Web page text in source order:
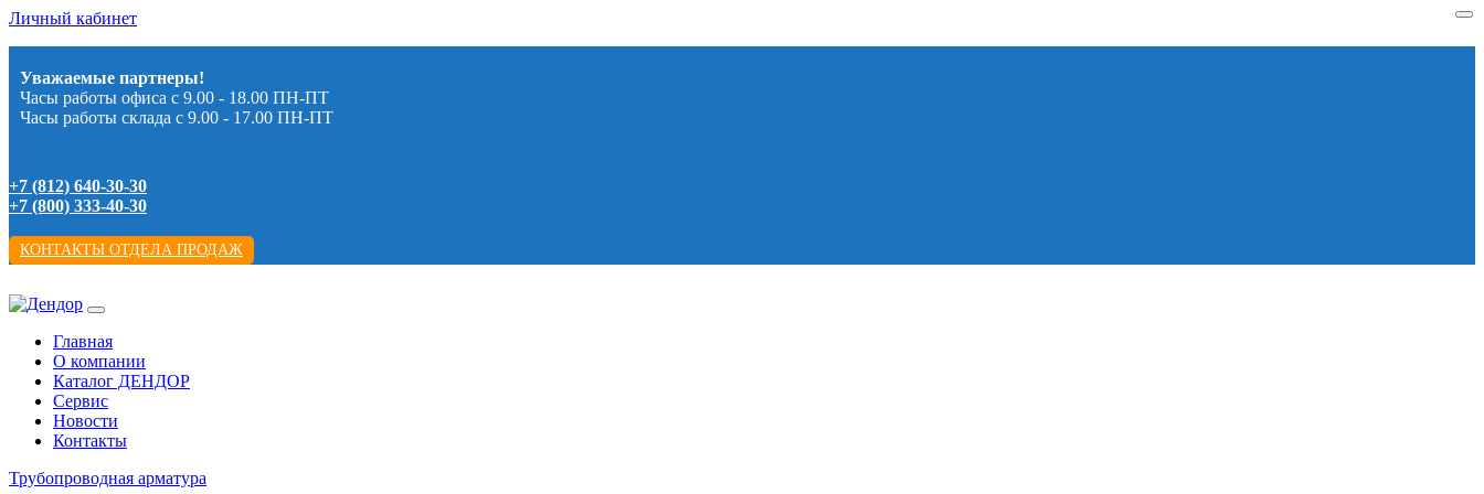
Личный кабинет
Уважаемые партнеры!
Часы работы офиса с 9.00 - 18.00 ПН-ПТ
Часы работы склада с 9.00 - 17.00 ПН-ПТ
+7 (812) 640-30-30
+7 (800) 333-40-30
КОНТАКТЫ ОТДЕЛА ПРОДАЖ
Главная
О компании
Каталог ДЕНДОР
Сервис
Новости
Контакты
Трубопроводная арматура